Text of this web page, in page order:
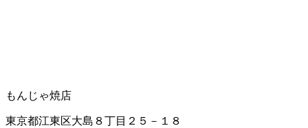
もんじゃ焼店
東京都江東区大島８丁目２５－１８